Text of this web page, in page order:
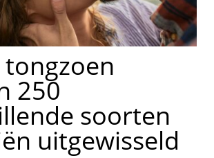
tongzoen
250
soorten
uitgewisseld